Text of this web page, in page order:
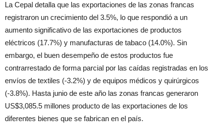
La Cepal detalla que las exportaciones de las zonas francas
registraron un crecimiento del 3.5%, lo que respondió a un
aumento significativo de las exportaciones de productos
eléctricos (17.7%) y manufacturas de tabaco (14.0%). Sin
embargo, el buen desempeño de estos productos fue
contrarrestado de forma parcial por las caídas registradas en los
envíos de textiles (-3.2%) y de equipos médicos y quirúrgicos
(-3.8%). Hasta junio de este año las zonas francas generaron
US$3,085.5 millones producto de las exportaciones de los
diferentes bienes que se fabrican en el país.